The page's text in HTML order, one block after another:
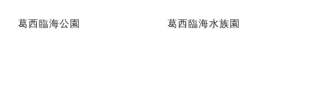
葛西臨海公園 葛西臨海水族園